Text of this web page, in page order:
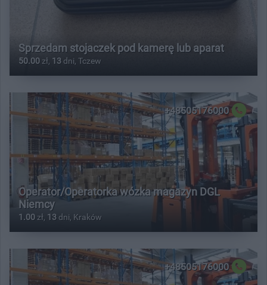
Sprzedam stojaczek pod kamerę lub aparat
50.00 zł, 13 dni, Tczew
+48505176000
Operator/Operatorka wózka magazyn DGL
Niemcy
1.00 zł, 13 dni, Kraków
+48505176000